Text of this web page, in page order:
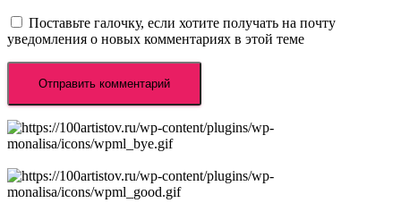
Поставьте галочку, если хотите получать на почту
уведомления о новых комментариях в этой теме